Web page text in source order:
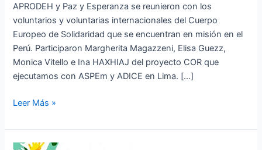
APRODEH y Paz y Esperanza se reunieron con los
voluntarios y voluntarias internacionales del Cuerpo
Europeo de Solidaridad que se encuentran en misión en el
Perú. Participaron Margherita Magazzeni, Elisa Guezz,
Monica Vitello e Ina HAXHIAJ del proyecto COR que
ejecutamos con ASPEm y ADICE en Lima. […]
Leer Más »